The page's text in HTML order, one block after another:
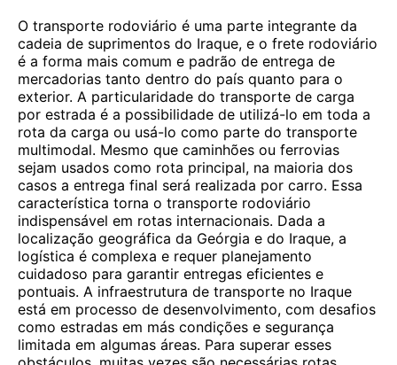
O transporte rodoviário é uma parte integrante da
cadeia de suprimentos do Iraque, e o frete rodoviário
é a forma mais comum e padrão de entrega de
mercadorias tanto dentro do país quanto para o
exterior. A particularidade do transporte de carga
por estrada é a possibilidade de utilizá-lo em toda a
rota da carga ou usá-lo como parte do transporte
multimodal. Mesmo que caminhões ou ferrovias
sejam usados ​​como rota principal, na maioria dos
casos a entrega final será realizada por carro. Essa
característica torna o transporte rodoviário
indispensável em rotas internacionais. Dada a
localização geográfica da Geórgia e do Iraque, a
logística é complexa e requer planejamento
cuidadoso para garantir entregas eficientes e
pontuais. A infraestrutura de transporte no Iraque
está em processo de desenvolvimento, com desafios
como estradas em más condições e segurança
limitada em algumas áreas. Para superar esses